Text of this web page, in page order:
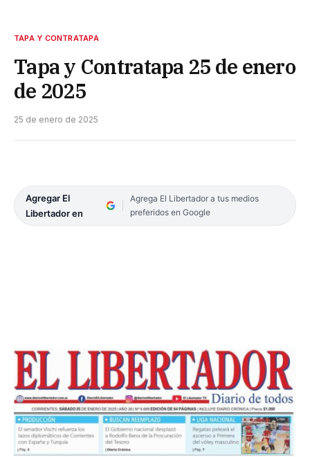
TAPA Y CONTRATAPA
Tapa y Contratapa 25 de enero
de 2025
25 de enero de 2025
Agregar El
Libertador en
Agrega El Libertador a tus medios
preferidos en Google